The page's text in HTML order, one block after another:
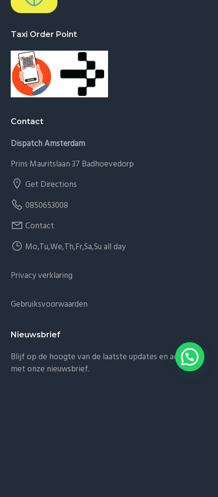
Taxi Order Point
Contact
Dispatch Amsterdam
Prins Mauritslaan 37 Badhoevedorp
Get Directions
0850653008
Contact
Mo,Tu,We,Th,Fr,Sa,Su all day
Privacy verklaring
Gebruiksvoorwaarden
Nieuwsbrief
Blijf op de hoogte van de laatste updates en acties
met onze nieuwsbrief.